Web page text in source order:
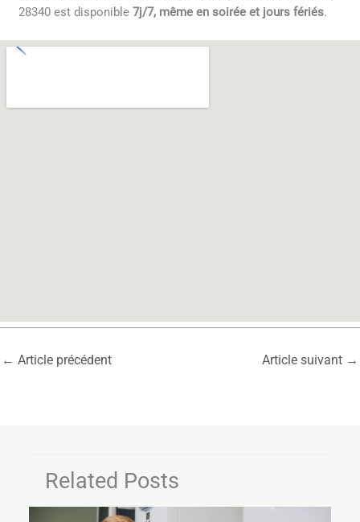
28340 est disponible7j/7, même en soirée et jours fériés.
← Article précédent Article suivant →
Related Posts